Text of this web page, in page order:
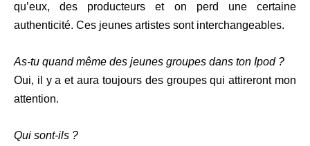
qu’eux, des producteurs et on perd une certaine
authenticité. Ces jeunes artistes sont interchangeables.
As-tu quand même des jeunes groupes dans ton Ipod ?
Oui, il y a et aura toujours des groupes qui attireront mon
attention.
Qui sont-ils ?